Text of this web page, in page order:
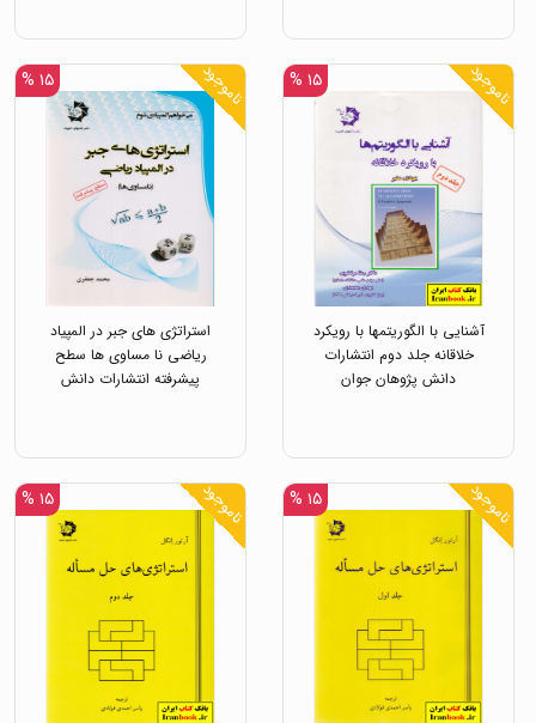
ناموجود ۱۵ %
آشنایی با الگوریتمها با رویکرد
خلاقانه جلد دوم انتشارات
دانش پژوهان جوان
ناموجود ۱۵ %
استراتژی های جبر در المپیاد
ریاضی نا مساوی ها سطح
پیشرفته انتشارات دانش
ناموجود ۱۵ % ناموجود ۱۵ %